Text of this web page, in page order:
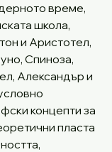
време,
школа,
и Аристотел,
Спиноза,
Александър и
концепти за
пласта